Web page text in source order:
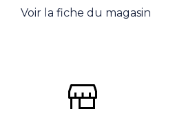
Voir la fiche du magasin